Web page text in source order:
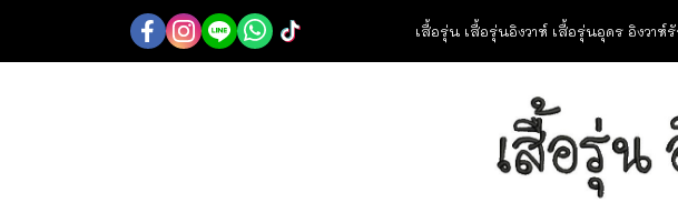
เสื้อรุ่น เสื้อรุ่นอิงวาห์ เสื้อรุ่นอุดร อิงวา